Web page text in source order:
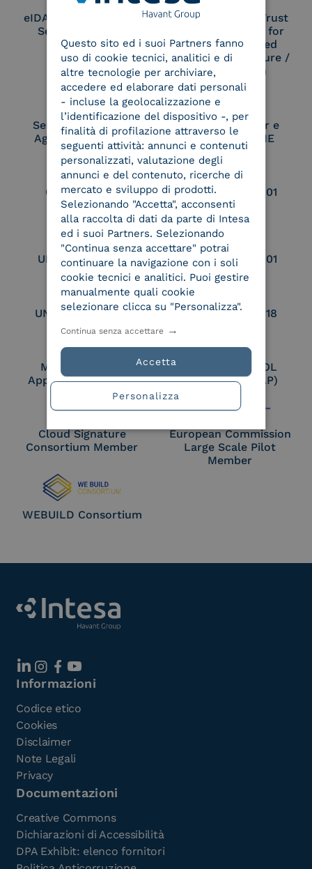
eIDAS Qualified Trust
Service Provider
eIDAS Qualified Trust
Service Provider for
Remote Qualified
Electronic Signature /
Seal Creation
Service Provider e
Aggregatore SPID
Service Provider e
Aggregatore CIE
Conservatore
qualificato
UNI EN ISO 37001
UNI EN ISO 9001 UNI EN ISO 27001
UNI EN ISO 27017 UNI EN ISO 27018
Membro Adobe
Approved Trust List
Certified PEPPOL
Access Point (AP)
Cloud Signature
Consortium Member
European Commission
Large Scale Pilot
Member
WEBUILD Consortium
Informazioni
Codice etico
Cookies
Disclaimer
Note Legali
Privacy
Documentazioni
Creative Commons
Dichiarazioni di Accessibilità
DPA Exhibit: elenco fornitori
ITALIAN
Questo sito ed i suoi Partners fanno
uso di cookie tecnici, analitici e di
altre tecnologie per archiviare,
accedere ed elaborare dati personali
- incluse la geolocalizzazione e
l’identificazione del dispositivo -, per
finalità di profilazione attraverso le
seguenti attività: annunci e contenuti
personalizzati, valutazione degli
annunci e del contenuto, ricerche di
mercato e sviluppo di prodotti.
Selezionando "Accetta", acconsenti
alla raccolta di dati da parte di Intesa
ed i suoi Partners. Selezionando
"Continua senza accettare" potrai
continuare la navigazione con i soli
cookie tecnici e analitici. Puoi gestire
manualmente quali cookie
selezionare clicca su "Personalizza".
Accetta
Continua senza accettare
Personalizza